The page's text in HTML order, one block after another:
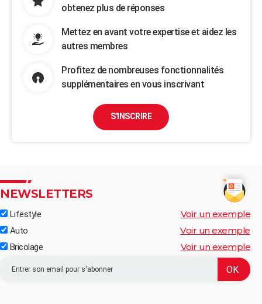
obtenez plus de réponses
Mettez en avant votre expertise et aidez les
autres membres
Profitez de nombreuses fonctionnalités
supplémentaires en vous inscrivant
S'INSCRIRE
NEWSLETTERS
Lifestyle Voir un exemple
Auto Voir un exemple
Bricolage Voir un exemple